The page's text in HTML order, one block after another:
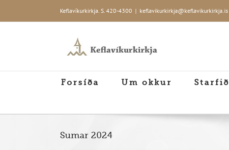
Keflavíkurkirkja. S. 420-4300 | keflavikurkirkja@keflavikurkirkja.is
Forsíða Um okkur Starfið
Sumar 2024